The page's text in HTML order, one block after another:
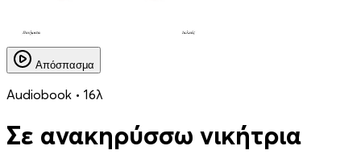
Απόσπασμα
Audiobook • 16λ
Σε ανακηρύσσω νικήτρια